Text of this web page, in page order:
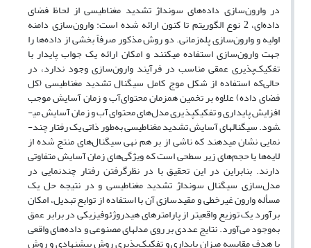
در وارون‌سازی داده‌های سونداژ تشدید مغناطیسی از لحاظ فضای
داده‌ای، 2 نوع الگوریتم تا کنون ارائه شده است: وارون‌سازی دامنه
اولیه و وارون‌سازی پله‌زمانی. دو روش مذکور صرفاً بخشی از داده‌ها را
جهت وارون‌سازی استفاده می­کنند و امکان ارائه یک جواب پایدار با
تفکیک‌پذیری عمقی مناسب در فرآیند وارون‌سازی وجود ندارد، در
حالی‌که استفاده از شکل موج کامل سیگنال تشدید مغناطیسی (کل
فضای داده) علاوه بر تخمین همزمان محتوای‌آب و زمان آسایش موجب
افزایش پایداری و تفکیک­پذیری مدل‌های محتوای‌آب و زمان آسایش می­
شود. سیگنال­های آسایش تشدید مغناطیسی به‌طور ذاتی یک رفتار چند-
نمایی نشان می­دهند که ناشی از بر­ هم نهی سیگنال‌های منتج شده از
لایه‌ها یا حجم‌های زیر سطحی ­است که ویژگی‌های زمان آسایش متفاوتی
دارند. بنابراین در این تحقیق با در نظرگرفتن رفتار چندنمایی در
مدل‌سازی سیگنال سونداژ تشدید مغناطیسی و در نتیجه حل یک
مسأله وارون غیرخطی و مقیدسازی آن با استفاده از توابع تبدیل، امکان
برآورد یک توزیع واقعی­تر از پارامترهای هیدروژئوفیزیکی در برابر عمق
به‌وجود می‌آورد. نتایج عددی بر روی مدل­های مصنوعی و داده‌های واقعی
با هدف مقایسه میزان پایداری و تفکیک‌پذیری روش پیشنهادی و روش